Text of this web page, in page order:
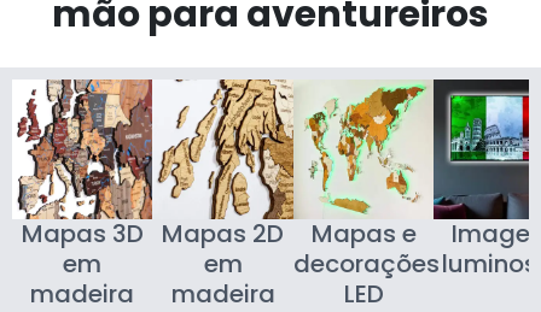
mão para aventureiros
Mapas 3D
em
madeira
Mapas 2D
em
madeira
Mapas e
decorações
LED